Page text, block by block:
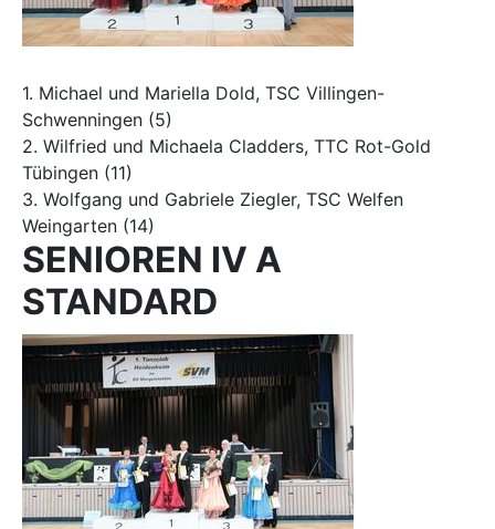
1. Michael und Mariella Dold, TSC Villingen-
Schwenningen (5)
2. Wilfried und Michaela Cladders, TTC Rot-Gold
Tübingen (11)
3. Wolfgang und Gabriele Ziegler, TSC Welfen
Weingarten (14)
SENIOREN IV A
STANDARD